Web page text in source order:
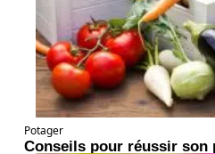
Potager
Conseils pour réussir son